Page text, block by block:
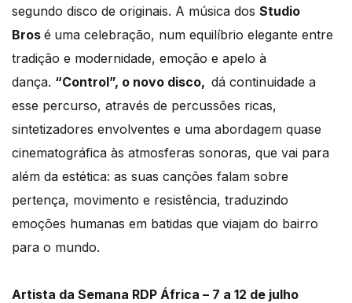
segundo disco de originais. A música dos Studio
Bros é uma celebração, num equilíbrio elegante entre
tradição e modernidade, emoção e apelo à
dança. “Control”, o novo disco, dá continuidade a
esse percurso, através de percussões ricas,
sintetizadores envolventes e uma abordagem quase
cinematográfica às atmosferas sonoras, que vai para
além da estética: as suas canções falam sobre
pertença, movimento e resistência, traduzindo
emoções humanas em batidas que viajam do bairro
para o mundo.
Artista da Semana RDP África – 7 a 12 de julho